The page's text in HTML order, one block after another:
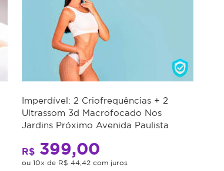
Imperdível: 2 Criofrequências + 2
Ultrassom 3d Macrofocado Nos
Jardins Próximo Avenida Paulista
R$ 399,00
ou 10x de R$ 44,42 com juros